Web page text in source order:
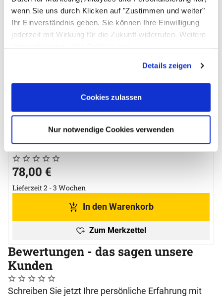
wenn Sie uns durch Klicken auf "Zustimmen und weiter"
Ihr Einverständnis geben. Sie können Ihre Einwilligung
jederzeit mit Wirkung für die Zukunft widerrufen. Weitere
Details zeigen
Cookies zulassen
Nur notwendige Cookies verwenden
Zubehör überspringen
Noch keine Bewertungen abgegeben
0 Bewertungen
78,00 €
Lieferzeit 2 - 3 Wochen
In den Warenkorb
Zum Merkzettel
Bewertungen - das sagen unsere
Kunden
Noch keine Bewertungen abgegeben
0 Bewertungen
Schreiben Sie jetzt Ihre persönliche Erfahrung mit